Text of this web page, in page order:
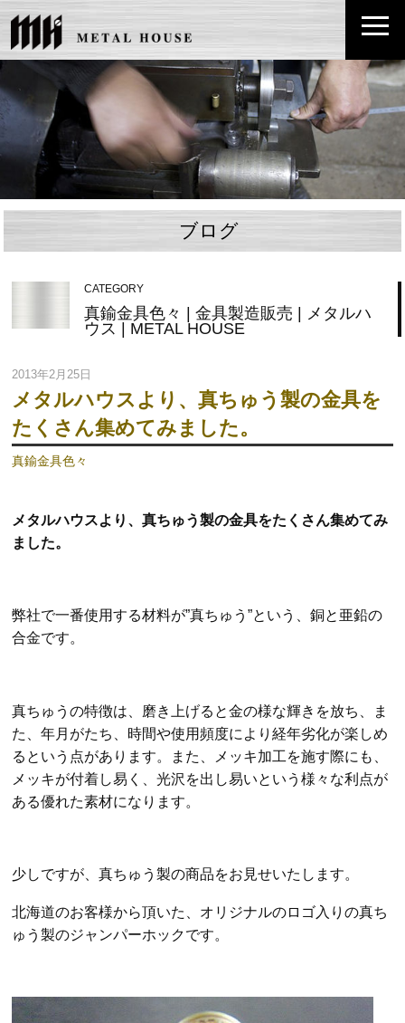
ブログ
CATEGORY
真鍮金具色々 | 金具製造販売 | メタルハ
ウス | METAL HOUSE
2013年2月25日
メタルハウスより、真ちゅう製の金具を
たくさん集めてみました。
真鍮金具色々
メタルハウスより、真ちゅう製の金具をたくさん集めてみ
ました。
弊社で一番使用する材料が”真ちゅう”という、銅と亜鉛の
合金です。
真ちゅうの特徴は、磨き上げると金の様な輝きを放ち、ま
た、年月がたち、時間や使用頻度により経年劣化が楽しめ
るという点があります。また、メッキ加工を施す際にも、
メッキが付着し易く、光沢を出し易いという様々な利点が
ある優れた素材になります。
少しですが、真ちゅう製の商品をお見せいたします。
北海道のお客様から頂いた、オリジナルのロゴ入りの真ち
ゅう製のジャンパーホックです。